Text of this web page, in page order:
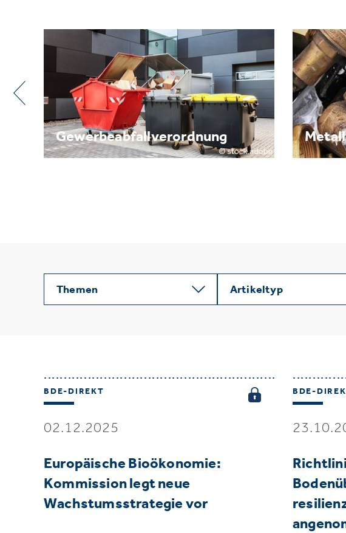
Metallrecycling
Themen Artikeltyp
BDE-DIREKT
02.12.2025
Europäische Bioökonomie:
Kommission legt neue
Wachstumsstrategie vor
BDE-